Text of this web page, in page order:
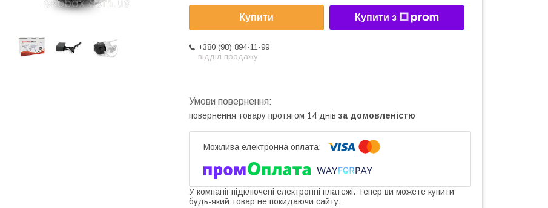
Купити Купити з
+380 (98) 894-11-99
відділ продажу
повернення товару протягом 14 днів за домовленістю
У компанії підключені електронні платежі. Тепер ви можете купити
будь-який товар не покидаючи сайту.